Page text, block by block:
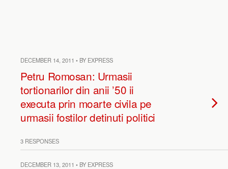
DECEMBER 14, 2011 • BY EXPRESS
Petru Romosan: Urmasii
tortionarilor din anii ’50 ii
executa prin moarte civila pe
urmasii fostilor detinuti politici
3 RESPONSES
DECEMBER 13, 2011 • BY EXPRESS